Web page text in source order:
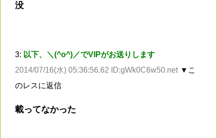
没
3: 以下、＼(^o^)／でVIPがお送りします
2014/07/16(水) 05:36:56.62 ID:gWk0C6w50.net ▼こ
のレスに返信
載ってなかった